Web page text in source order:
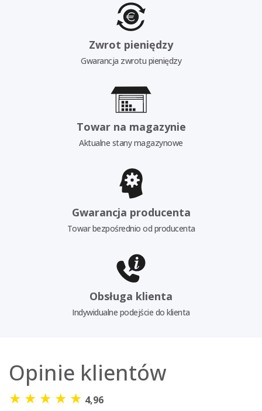
Zwrot pieniędzy
Gwarancja zwrotu pieniędzy
Towar na magazynie
Aktualne stany magazynowe
Gwarancja producenta
Towar bezpośrednio od producenta
Obsługa klienta
Indywidualne podejście do klienta
Opinie klientów
★ ★ ★ ★ ★ 4,96